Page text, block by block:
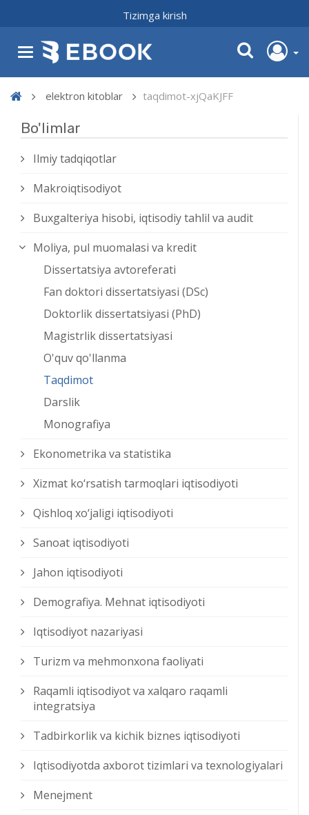
Tizimga kirish
elektron kitoblar taqdimot-xjQaKJFF
Bo'limlar
Ilmiy tadqiqotlar
Makroiqtisodiyot
Buxgalteriya hisobi, iqtisodiy tahlil va audit
Moliya, pul muomalasi va kredit
Dissertatsiya avtoreferati
Fan doktori dissertatsiyasi (DSc)
Doktorlik dissertatsiyasi (PhD)
Magistrlik dissertatsiyasi
O'quv qo'llanma
Taqdimot
Darslik
Monografiya
Ekonometrika va statistika
Xizmat kо‘rsatish tarmoqlari iqtisodiyoti
Qishloq xо‘jaligi iqtisodiyoti
Sanoat iqtisodiyoti
Jahon iqtisodiyoti
Demografiya. Mehnat iqtisodiyoti
Iqtisodiyot nazariyasi
Turizm va mehmonxona faoliyati
Raqamli iqtisodiyot va xalqaro raqamli
integratsiya
Tadbirkorlik va kichik biznes iqtisodiyoti
Iqtisodiyotda axborot tizimlari va texnologiyalari
Menejment